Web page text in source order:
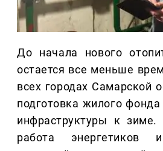
До начала нового
остается все меньше
всех городах Самарской
подготовка жилого
инфраструктуры к зиме.
работа энергетиков